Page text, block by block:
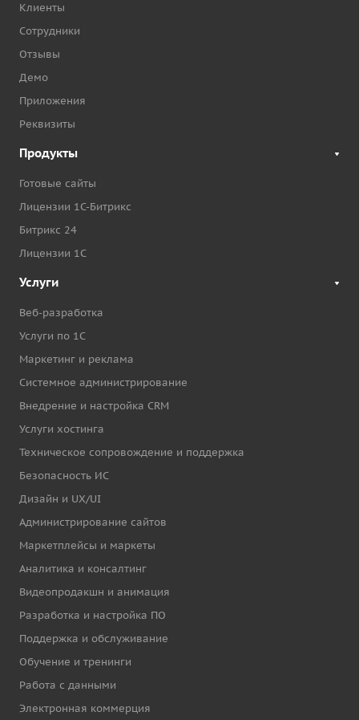
Клиенты
Сотрудники
Отзывы
Демо
Приложения
Реквизиты
Продукты
Готовые сайты
Лицензии 1С-Битрикс
Битрикс 24
Лицензии 1С
Услуги
Веб-разработка
Услуги по 1С
Маркетинг и реклама
Системное администрирование
Внедрение и настройка CRM
Услуги хостинга
Техническое сопровождение и поддержка
Безопасность ИС
Дизайн и UX/UI
Администрирование сайтов
Маркетплейсы и маркеты
Аналитика и консалтинг
Видеопродакшн и анимация
Разработка и настройка ПО
Поддержка и обслуживание
Обучение и тренинги
Работа с данными
Электронная коммерция